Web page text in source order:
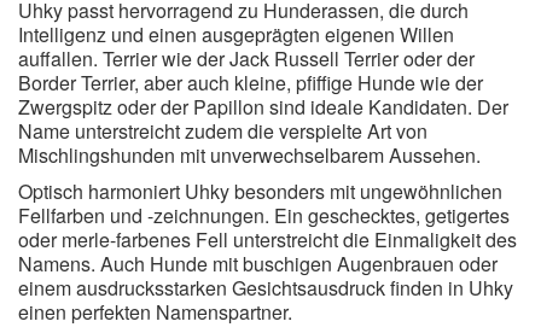
Uhky passt hervorragend zu Hunderassen, die durch
Intelligenz und einen ausgeprägten eigenen Willen
auffallen. Terrier wie der Jack Russell Terrier oder der
Border Terrier, aber auch kleine, pfiffige Hunde wie der
Zwergspitz oder der Papillon sind ideale Kandidaten. Der
Name unterstreicht zudem die verspielte Art von
Mischlingshunden mit unverwechselbarem Aussehen.
Optisch harmoniert Uhky besonders mit ungewöhnlichen
Fellfarben und -zeichnungen. Ein geschecktes, getigertes
oder merle-farbenes Fell unterstreicht die Einmaligkeit des
Namens. Auch Hunde mit buschigen Augenbrauen oder
einem ausdrucksstarken Gesichtsausdruck finden in Uhky
einen perfekten Namenspartner.